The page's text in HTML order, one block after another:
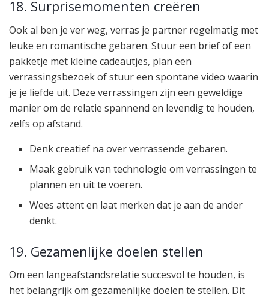
18. Surprisemomenten creëren
Ook al ben je ver weg, verras je partner regelmatig met
leuke en romantische gebaren. Stuur een brief of een
pakketje met kleine cadeautjes, plan een
verrassingsbezoek of stuur een spontane video waarin
je je liefde uit. Deze verrassingen zijn een geweldige
manier om de relatie spannend en levendig te houden,
zelfs op afstand.
Denk creatief na over verrassende gebaren.
Maak gebruik van technologie om verrassingen te
plannen en uit te voeren.
Wees attent en laat merken dat je aan de ander
denkt.
19. Gezamenlijke doelen stellen
Om een langeafstandsrelatie succesvol te houden, is
het belangrijk om gezamenlijke doelen te stellen. Dit